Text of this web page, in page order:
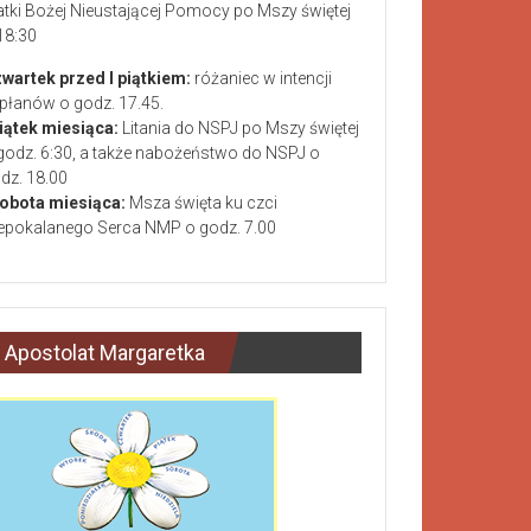
Bożej Nieustającej Pomocy po Mszy świętej
przed I piątkiem: różaniec w intencji
o godz. 17.45.
miesiąca: Litania do NSPJ po Mszy świętej
6:30, a także nabożeństwo do NSPJ o
18.00
miesiąca: Msza święta ku czci
Serca NMP o godz. 7.00
Apostolat Margaretka